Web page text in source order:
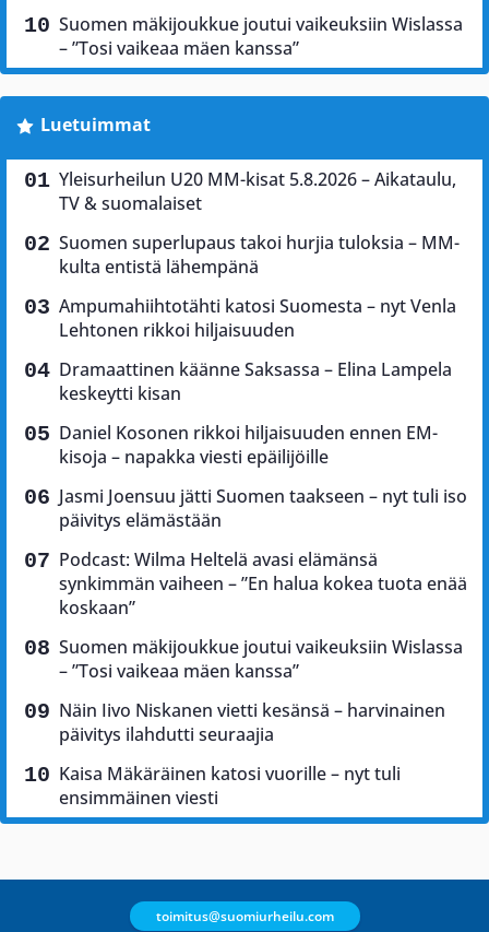
Suomen mäkijoukkue joutui vaikeuksiin Wislassa
– ”Tosi vaikeaa mäen kanssa”
Luetuimmat
Yleisurheilun U20 MM-kisat 5.8.2026 – Aikataulu,
TV & suomalaiset
Suomen superlupaus takoi hurjia tuloksia – MM-
kulta entistä lähempänä
Ampumahiihtotähti katosi Suomesta – nyt Venla
Lehtonen rikkoi hiljaisuuden
Dramaattinen käänne Saksassa – Elina Lampela
keskeytti kisan
Daniel Kosonen rikkoi hiljaisuuden ennen EM-
kisoja – napakka viesti epäilijöille
Jasmi Joensuu jätti Suomen taakseen – nyt tuli iso
päivitys elämästään
Podcast: Wilma Heltelä avasi elämänsä
synkimmän vaiheen – ”En halua kokea tuota enää
koskaan”
Suomen mäkijoukkue joutui vaikeuksiin Wislassa
– ”Tosi vaikeaa mäen kanssa”
Näin Iivo Niskanen vietti kesänsä – harvinainen
päivitys ilahdutti seuraajia
Kaisa Mäkäräinen katosi vuorille – nyt tuli
ensimmäinen viesti
toimitus@suomiurheilu.com